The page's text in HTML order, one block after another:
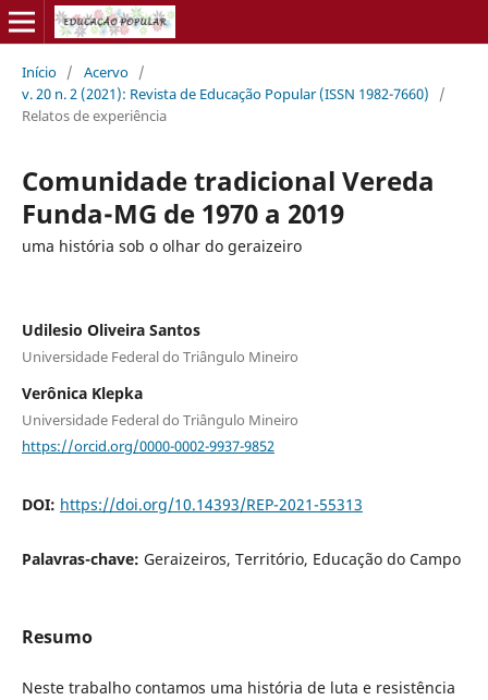
Início / Acervo /
v. 20 n. 2 (2021): Revista de Educação Popular (ISSN 1982-7660)
/
Relatos de experiência
Comunidade tradicional Vereda
Funda-MG de 1970 a 2019
uma história sob o olhar do geraizeiro
Udilesio Oliveira Santos
Universidade Federal do Triângulo Mineiro
Verônica Klepka
Universidade Federal do Triângulo Mineiro
https://orcid.org/0000-0002-9937-9852
DOI: https://doi.org/10.14393/REP-2021-55313
Palavras-chave: Geraizeiros, Território, Educação do Campo
Resumo
Neste trabalho contamos uma história de luta e resistência